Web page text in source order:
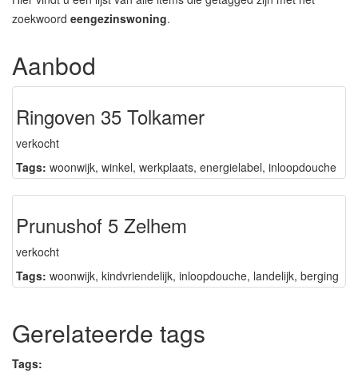
zoekwoord eengezinswoning.
Aanbod
Ringoven 35 Tolkamer
verkocht
Tags: woonwijk, winkel, werkplaats, energielabel, inloopdouche
Prunushof 5 Zelhem
verkocht
Tags: woonwijk, kindvriendelijk, inloopdouche, landelijk, berging
Gerelateerde tags
Tags: